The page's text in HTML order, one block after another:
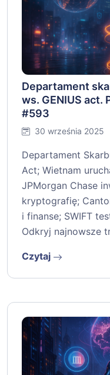
Departament
ws. GENIUS act.
#593
30 września 2025
Departament
Act; Wietnam
JPMorgan Chase
kryptografię;
i finanse; SWIFT
Odkryj najnowsze
Czytaj